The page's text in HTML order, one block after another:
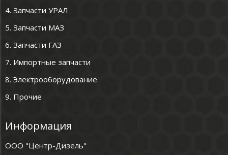
4. Запчасти УРАЛ
5. Запчасти МАЗ
6. Запчасти ГАЗ
7. Импортные запчасти
8. Электрооборудование
9. Прочие
Информация
ООО "Центр-Дизель"